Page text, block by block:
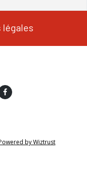
légales
by Wiztrust